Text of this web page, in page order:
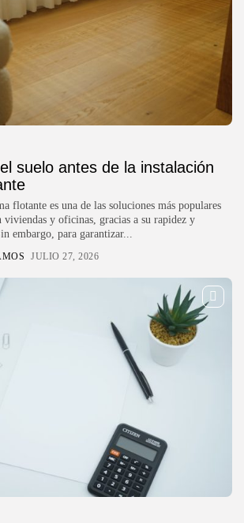
suelo antes de la instalación
flotante es una de las soluciones más populares
viviendas y oficinas, gracias a su rapidez y
embargo, para garantizar...
JULIO 27, 2026